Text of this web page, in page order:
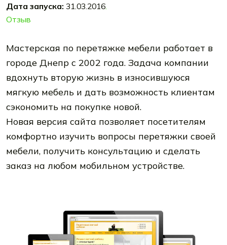
Дата запуска: 31.03.2016.
Отзыв
Мастерская по перетяжке мебели работает в
городе Днепр с 2002 года. Задача компании
вдохнуть вторую жизнь в износившуюся
мягкую мебель и дать возможность клиентам
сэкономить на покупке новой.
Новая версия сайта позволяет посетителям
комфортно изучить вопросы перетяжки своей
мебели, получить консультацию и сделать
заказ на любом мобильном устройстве.